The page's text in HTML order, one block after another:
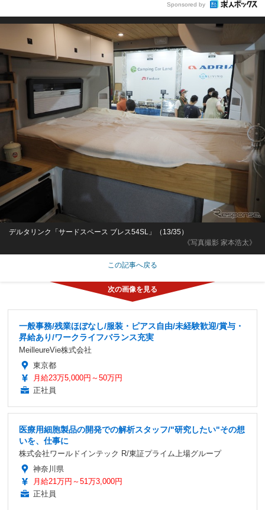
Sponsored by
《写真撮影 家本浩太》
デルタリンク「サードスペース ブレス54SL」（13/35）
この記事へ戻る
一般事務/残業ほぼなし/服装・ピアス自由/未経験歓迎/賞与・
昇給あり/ワークライフバランス充実
MeilleureVie株式会社
東京都
月給23万5,000円～50万円
正社員
医療用細胞製品の開発での解析スタッフ/"研究したい"その想
いを、仕事に
株式会社ワールドインテック R/東証プライム上場グループ
神奈川県
月給21万円～51万3,000円
正社員